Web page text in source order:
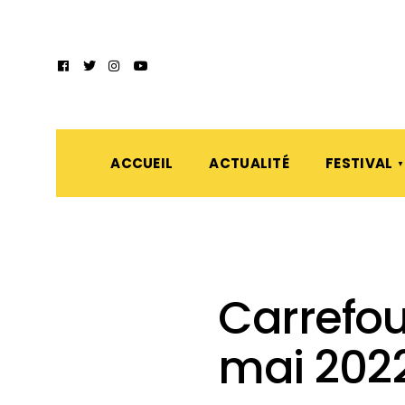
ACCUEIL ACTUALITÉ FESTIVAL
mai